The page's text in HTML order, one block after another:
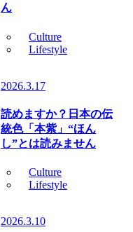
ん
Culture
Lifestyle
2026.3.17
読めますか？日本の伝
統色「本紫」“ほん
し”とは読みません
Culture
Lifestyle
2026.3.10